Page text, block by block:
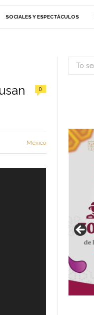
SOCIALES Y ESPECTÁCULOS
0
México
Search
for: